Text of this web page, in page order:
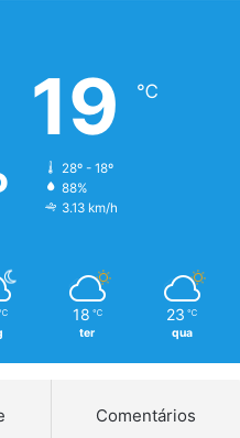
19 ℃
28º - 18º
88%
3.13 km/h
18 ℃
ter
23 ℃
qua
Comentários